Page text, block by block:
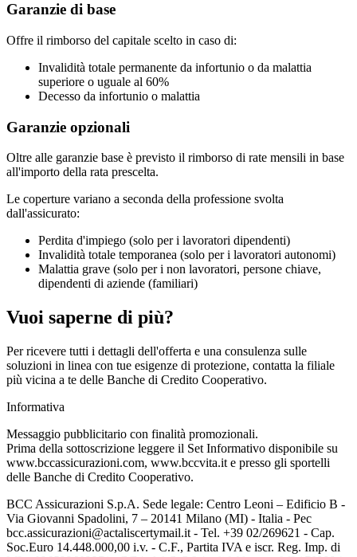
Garanzie di base
Offre il rimborso del capitale scelto in caso di:
Invalidità totale permanente da infortunio o da malattia
superiore o uguale al 60%
Decesso da infortunio o malattia
Garanzie opzionali
Oltre alle garanzie base è previsto il rimborso di rate mensili in base
all'importo della rata prescelta.
Le coperture variano a seconda della professione svolta
dall'assicurato:
Perdita d'impiego (solo per i lavoratori dipendenti)
Invalidità totale temporanea (solo per i lavoratori autonomi)
Malattia grave (solo per i non lavoratori, persone chiave,
dipendenti di aziende (familiari)
Vuoi saperne di più?
Per ricevere tutti i dettagli dell'offerta e una consulenza sulle
soluzioni in linea con tue esigenze di protezione, contatta la filiale
più vicina a te delle Banche di Credito Cooperativo.
Informativa
Messaggio pubblicitario con finalità promozionali.
Prima della sottoscrizione leggere il Set Informativo disponibile su
www.bccassicurazioni.com, www.bccvita.it e presso gli sportelli
delle Banche di Credito Cooperativo.
BCC Assicurazioni S.p.A. Sede legale: Centro Leoni – Edificio B -
Via Giovanni Spadolini, 7 – 20141 Milano (MI) - Italia - Pec
bcc.assicurazioni@actaliscertymail.it - Tel. +39 02/269621 - Cap.
Soc.Euro 14.448.000,00 i.v. - C.F., Partita IVA e iscr. Reg. Imp. di